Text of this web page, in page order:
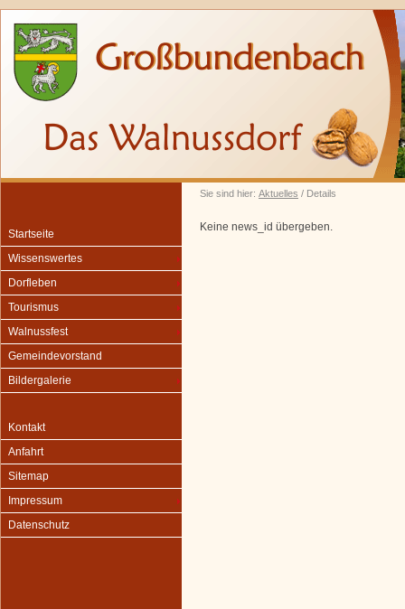
Sie sind hier: Aktuelles / Details
Startseite
Wissenswertes
Dorfleben
Tourismus
Walnussfest
Gemeindevorstand
Bildergalerie
Kontakt
Anfahrt
Sitemap
Impressum
Datenschutz
Keine news_id übergeben.